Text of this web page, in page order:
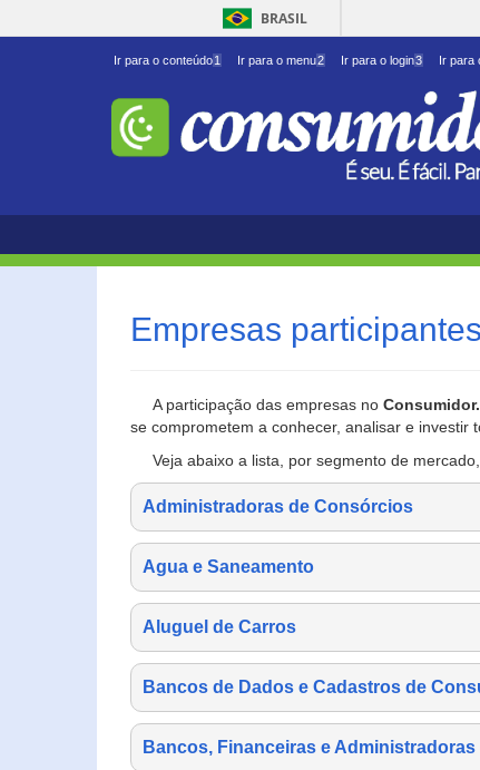
BRASIL
Ir para o conteúdo1 Ir para o menu2 Ir para o login3 Ir para
Empresas participantes
A participação das empresas no
se comprometem a conhecer, analisar e investir
Veja abaixo a lista, por segmento de
Administradoras de Consórcios
Agua e Saneamento
Aluguel de Carros
Bancos de Dados e Cadastros de
Bancos, Financeiras e Administradoras